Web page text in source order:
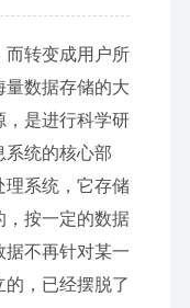
而转变成用户所
量数据存储的大
，是进行科学研
系统的核心部
系统，它存储
，按一定的数据
不再针对某一
，已经摆脱了